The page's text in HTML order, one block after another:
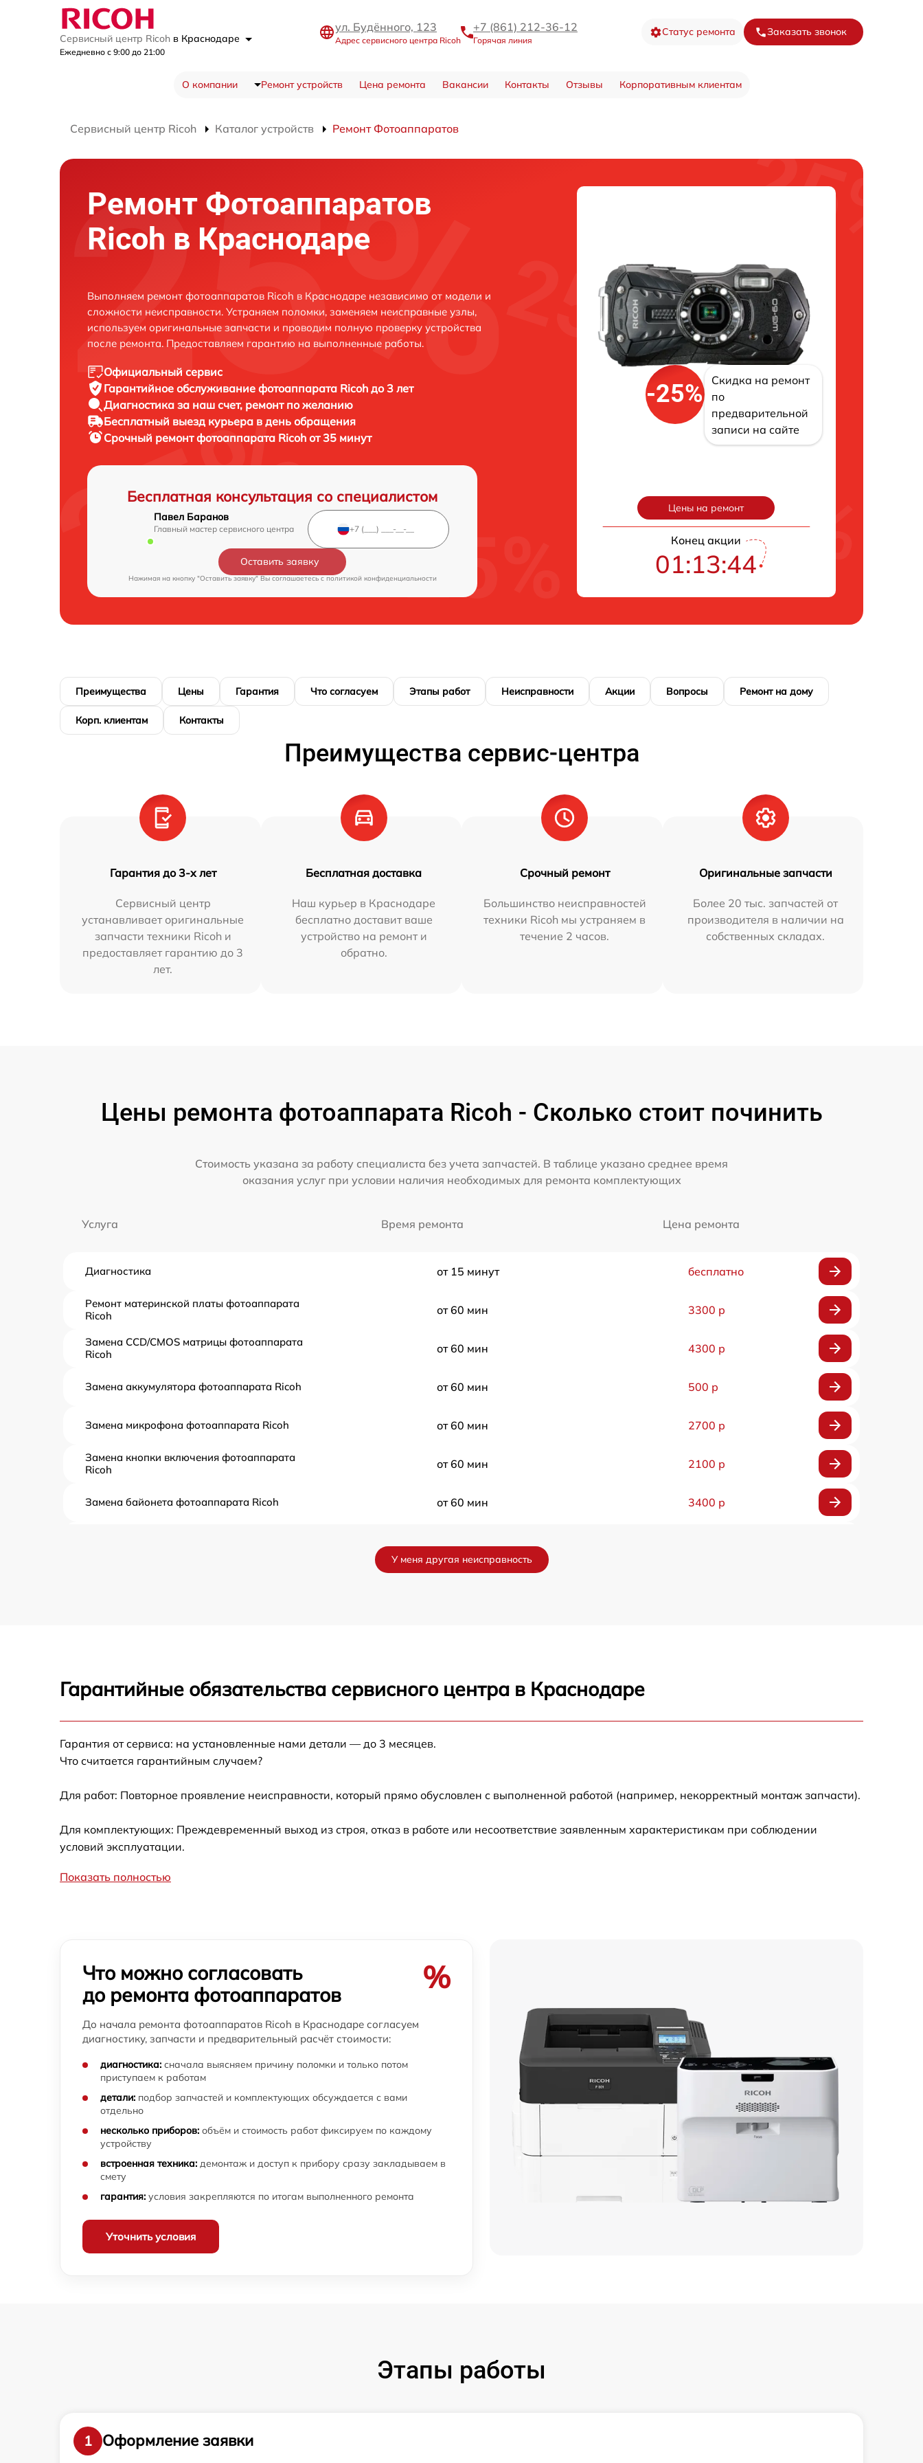
Сервисный центр Ricoh в Краснодаре
Ежедневно с 9:00 до 21:00
ул. Будённого, 123
Адрес сервисного центра Ricoh
+7 (861) 212-36-12
Горячая линия
Статус ремонта Заказать звонок
О компании Ремонт устройств Цена ремонта Вакансии Контакты Отзывы Корпоративным клиентам
Сервисный центр Ricoh Каталог устройств Ремонт Фотоаппаратов
Ремонт Фотоаппаратов
Ricoh в Краснодаре
Выполняем ремонт фотоаппаратов Ricoh в Краснодаре независимо от модели и
сложности неисправности. Устраняем поломки, заменяем неисправные узлы,
используем оригинальные запчасти и проводим полную проверку устройства
после ремонта. Предоставляем гарантию на выполненные работы.
Официальный сервис
Гарантийное обслуживание фотоаппарата Ricoh до 3 лет
Диагностика за наш счет, ремонт по желанию
Бесплатный выезд курьера в день обращения
Срочный ремонтфотоаппарата Ricoh от 35 минут
Бесплатная консультация со специалистом
Павел Баранов
Главный мастер сервисного центра
Оставить заявку
Нажимая на кнопку "Оставить заявку" Вы соглашаетесь cполитикой конфиденциальности
-25%
Скидка на ремонт
по
предварительной
записи на сайте
Цены на ремонт
Конец акции
01:13:43
Преимущества Цены Гарантия Что согласуем Этапы работ Неисправности Акции Вопросы Ремонт на дому
Корп. клиентам Контакты
Преимущества сервис-центра
Гарантия до 3-х лет
Сервисный центр
устанавливает оригинальные
запчасти техники Ricoh и
предоставляет гарантию до 3
лет.
Бесплатная доставка
Наш курьер в Краснодаре
бесплатно доставит ваше
устройство на ремонт и
обратно.
Срочный ремонт
Большинство неисправностей
техники Ricoh мы устраняем в
течение 2 часов.
Оригинальные запчасти
Более 20 тыс. запчастей от
производителя в наличии на
собственных складах.
Цены ремонта фотоаппарата Ricoh - Сколько стоит починить
Стоимость указана за работу специалиста без учета запчастей. В таблице указано среднее время
оказания услуг при условии наличия необходимых для ремонта комплектующих
Услуга Время ремонта Цена ремонта
Диагностика от 15 минут бесплатно
Ремонт материнской платы фотоаппарата
Ricoh
от 60 мин 3300 р
Замена CCD/CMOS матрицы фотоаппарата
Ricoh
от 60 мин 4300 р
Замена аккумулятора фотоаппарата Ricoh от 60 мин 500 р
Замена микрофона фотоаппарата Ricoh от 60 мин 2700 р
Замена кнопки включения фотоаппарата
Ricoh
от 60 мин 2100 р
Замена байонета фотоаппарата Ricoh от 60 мин 3400 р
Замена затвора фотоаппарата Ricoh от 60 мин
Замена контроллера питания фотоаппарата
Замена дисплея (экрана) фотоаппарата
Замена фокусировочного экрана
фотоаппарата Ricoh
Замена устройства стабилизации
Замена задней панели фотоаппарата Ricoh от 60 мин
Замена линз фотоаппарата Ricoh
Замена диска управления фотоаппарата
Ricoh
2100 р
Замена вспышки фотоаппарата Ricoh
Юстировка фотоаппарата Ricoh 1700 р
Программный ремонт фотоаппарата Ricoh 2900 р
У меня другая неисправность
Гарантийные обязательства сервисного центра в Краснодаре
Гарантия от сервиса: на установленные нами детали — до 3 месяцев.
Что считается гарантийным случаем?
Для работ: Повторное проявление неисправности, который прямо обусловлен с выполненной работой (например, некорректный монтаж запчасти).
Для комплектующих: Преждевременный выход из строя, отказ в работе или несоответствие заявленным характеристикам при соблюдении
условий эксплуатации.
Показать полностью
Что можно согласовать
до ремонта фотоаппаратов
%
До начала ремонта фотоаппаратов Ricoh в Краснодаре согласуем
диагностику, запчасти и предварительный расчёт стоимости:
диагностика: сначала выясняем причину поломки и только потом
приступаем к работам
детали: подбор запчастей и комплектующих обсуждается с вами
отдельно
несколько приборов: объём и стоимость работ фиксируем по каждому
устройству
встроенная техника: демонтаж и доступ к прибору сразу закладываем в
смету
гарантия: условия закрепляются по итогам выполненного ремонта
Уточнить условия
Этапы работы
1 Оформление заявки